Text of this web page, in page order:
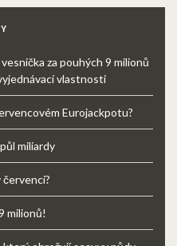
za pouhých 9 milionů
vlastnosti
Eurojackpotu?
miliardy
červenci?
milionů!